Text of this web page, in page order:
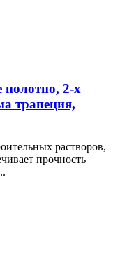
2-х
трапеция,
растворов,
прочность